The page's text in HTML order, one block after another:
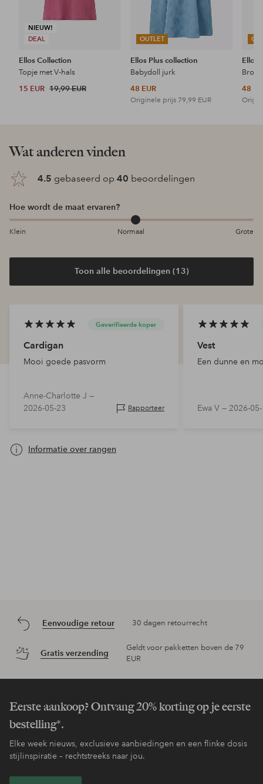
NIEUW!
DEAL
Ellos Collection
Topje met V-hals
15 EUR 19,99 EUR
OUTLET
Ellos Plus collection
Babydoll jurk
48 EUR
Originele prijs 79,99 EUR
Ellos
48
Wat anderen vinden
4.5 gebaseerd op 40 beoordelingen
Hoe wordt de maat ervaren?
Klein Normaal Grote
Toon alle beoordelingen (13)
Geverifieerde koper
Cardigan
Mooi goede pasvorm
Anne-Charlotte J —
2026-05-23
Rapporteer
Vest
Een dunne en
Ewa V — 2026-
Informatie over rangen
Eenvoudige retour 30 dagen retourrecht
Gratis verzending
Geldt voor pakketten boven de 79
EUR
Eerste aankoop? Ontvang 20% korting op je eerste
bestelling*.
Elke week nieuws, exclusieve aanbiedingen en een flinke dosis
stijlinspiratie – rechtstreeks naar jou.